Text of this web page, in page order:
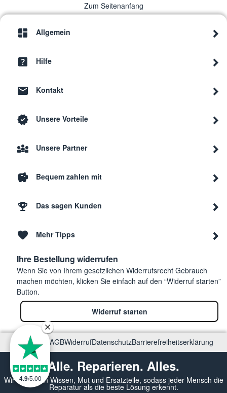
Zum Seitenanfang
Allgemein
Hilfe
Kontakt
Unsere Vorteile
Unsere Partner
Bequem zahlen mit
Das sagen Kunden
Mehr Tipps
Ihre Bestellung widerrufen
Wenn Sie von Ihrem gesetzlichen Widerrufsrecht Gebrauch
machen möchten, klicken Sie einfach auf den “Widerruf starten”
Button.
Widerruf starten
ImpressumAGBWiderrufDatenschutzBarrierefreiheitserklärung
Alle. Reparieren. Alles.
Wir vermitteln Wissen, Mut und Ersatzteile, sodass jeder Mensch die
Reparatur als die beste Lösung erkennt.
4.9/5.00